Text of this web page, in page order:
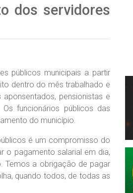
dos servidores
públicos municipais a partir
dentro do mês trabalhado e
pensionistas e
funcionários públicos das
do município.
é um compromisso do
o pagamento salarial em dia,
Temos a obrigação de pagar
quando todos, de todas as